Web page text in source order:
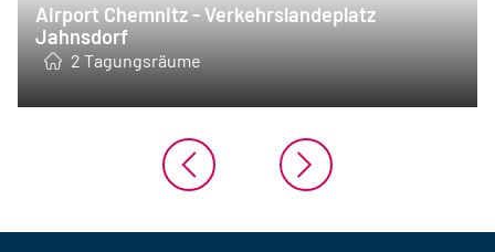
Airport Chemnitz - Verkehrslandeplatz
Jahnsdorf
2 Tagungsräume